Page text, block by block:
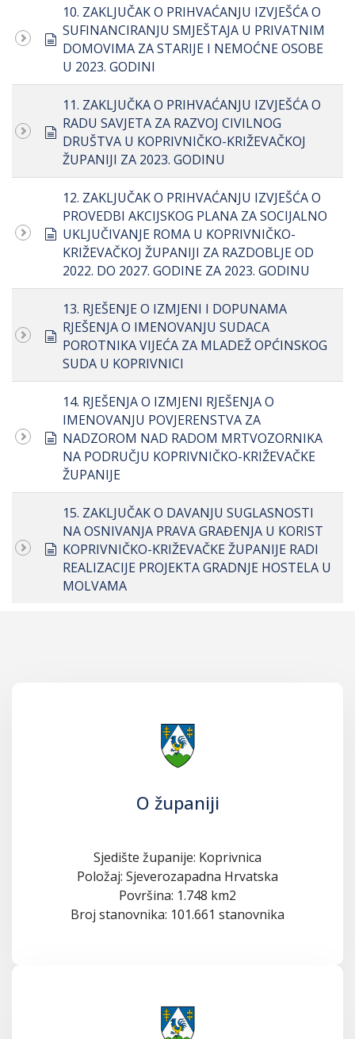
document
10. ZAKLJUČAK O PRIHVAĆANJU IZVJEŠĆA O
SUFINANCIRANJU SMJEŠTAJA U PRIVATNIM
DOMOVIMA ZA STARIJE I NEMOĆNE OSOBE
U 2023. GODINI
document
11. ZAKLJUČKA O PRIHVAĆANJU IZVJEŠĆA O
RADU SAVJETA ZA RAZVOJ CIVILNOG
DRUŠTVA U KOPRIVNIČKO-KRIŽEVAČKOJ
ŽUPANIJI ZA 2023. GODINU
document
12. ZAKLJUČAK O PRIHVAĆANJU IZVJEŠĆA O
PROVEDBI AKCIJSKOG PLANA ZA SOCIJALNO
UKLJUČIVANJE ROMA U KOPRIVNIČKO-
KRIŽEVAČKOJ ŽUPANIJI ZA RAZDOBLJE OD
2022. DO 2027. GODINE ZA 2023. GODINU
document
13. RJEŠENJE O IZMJENI I DOPUNAMA
RJEŠENJA O IMENOVANJU SUDACA
POROTNIKA VIJEĆA ZA MLADEŽ OPĆINSKOG
SUDA U KOPRIVNICI
document
14. RJEŠENJA O IZMJENI RJEŠENJA O
IMENOVANJU POVJERENSTVA ZA
NADZOROM NAD RADOM MRTVOZORNIKA
NA PODRUČJU KOPRIVNIČKO-KRIŽEVAČKE
ŽUPANIJE
document
15. ZAKLJUČAK O DAVANJU SUGLASNOSTI
NA OSNIVANJA PRAVA GRAĐENJA U KORIST
KOPRIVNIČKO-KRIŽEVAČKE ŽUPANIJE RADI
REALIZACIJE PROJEKTA GRADNJE HOSTELA U
MOLVAMA
O županiji
Sjedište županije: Koprivnica
Položaj: Sjeverozapadna Hrvatska
Površina: 1.748 km2
Broj stanovnika: 101.661 stanovnika